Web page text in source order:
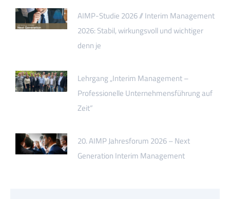
AIMP-Studie 2026 // Interim Management
2026: Stabil, wirkungsvoll und wichtiger
denn je
Lehrgang „Interim Management –
Professionelle Unternehmensführung auf
Zeit“
20. AIMP Jahresforum 2026 – Next
Generation Interim Management